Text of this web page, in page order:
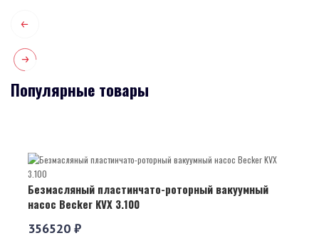
Популярные товары
Безмасляный пластинчато-роторный вакуумный
насос Becker KVX 3.100
356520 ₽